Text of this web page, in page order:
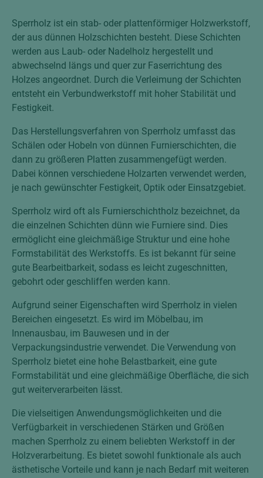
Sperrholz ist ein stab- oder plattenförmiger Holzwerkstoff,
der aus dünnen Holzschichten besteht. Diese Schichten
werden aus Laub- oder Nadelholz hergestellt und
abwechselnd längs und quer zur Faserrichtung des
Holzes angeordnet. Durch die Verleimung der Schichten
entsteht ein Verbundwerkstoff mit hoher Stabilität und
Festigkeit.
Das Herstellungsverfahren von Sperrholz umfasst das
Schälen oder Hobeln von dünnen Furnierschichten, die
dann zu größeren Platten zusammengefügt werden.
Dabei können verschiedene Holzarten verwendet werden,
je nach gewünschter Festigkeit, Optik oder Einsatzgebiet.
Sperrholz wird oft als Furnierschichtholz bezeichnet, da
die einzelnen Schichten dünn wie Furniere sind. Dies
ermöglicht eine gleichmäßige Struktur und eine hohe
Formstabilität des Werkstoffs. Es ist bekannt für seine
gute Bearbeitbarkeit, sodass es leicht zugeschnitten,
gebohrt oder geschliffen werden kann.
Aufgrund seiner Eigenschaften wird Sperrholz in vielen
Bereichen eingesetzt. Es wird im Möbelbau, im
Innenausbau, im Bauwesen und in der
Verpackungsindustrie verwendet. Die Verwendung von
Sperrholz bietet eine hohe Belastbarkeit, eine gute
Formstabilität und eine gleichmäßige Oberfläche, die sich
gut weiterverarbeiten lässt.
Die vielseitigen Anwendungsmöglichkeiten und die
Verfügbarkeit in verschiedenen Stärken und Größen
machen Sperrholz zu einem beliebten Werkstoff in der
Holzverarbeitung. Es bietet sowohl funktionale als auch
ästhetische Vorteile und kann je nach Bedarf mit weiteren